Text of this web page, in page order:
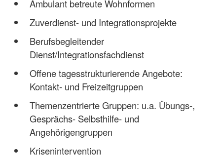
Ambulant betreute Wohnformen
Zuverdienst- und Integrationsprojekte
Berufsbegleitender
Dienst/Integrationsfachdienst
Offene tagesstrukturierende Angebote:
Kontakt- und Freizeitgruppen
Themenzentrierte Gruppen: u.a. Übungs-,
Gesprächs- Selbsthilfe- und
Angehörigengruppen
Krisenintervention